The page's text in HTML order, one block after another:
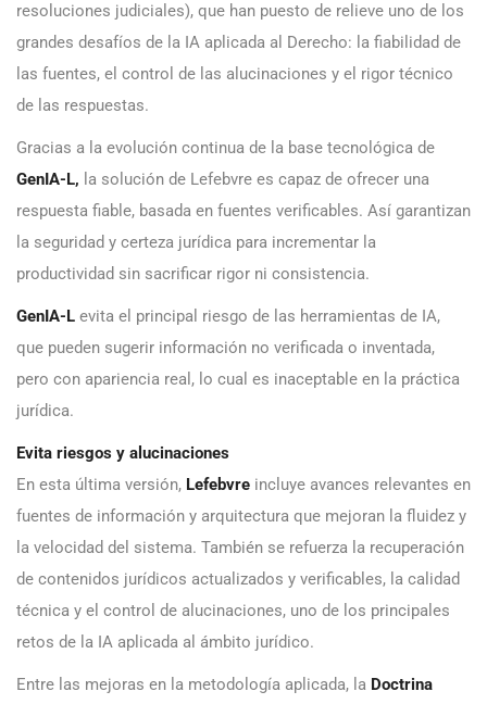
resoluciones judiciales), que han puesto de relieve uno de los
grandes desafíos de la IA aplicada al Derecho: la fiabilidad de
las fuentes, el control de las alucinaciones y el rigor técnico
de las respuestas.
Gracias a la evolución continua de la base tecnológica de
GenIA-L, la solución de Lefebvre es capaz de ofrecer una
respuesta fiable, basada en fuentes verificables. Así garantizan
la seguridad y certeza jurídica para incrementar la
productividad sin sacrificar rigor ni consistencia.
GenIA-L evita el principal riesgo de las herramientas de IA,
que pueden sugerir información no verificada o inventada,
pero con apariencia real, lo cual es inaceptable en la práctica
jurídica.
Evita riesgos y alucinaciones
En esta última versión, Lefebvre incluye avances relevantes en
fuentes de información y arquitectura que mejoran la fluidez y
la velocidad del sistema. También se refuerza la recuperación
de contenidos jurídicos actualizados y verificables, la calidad
técnica y el control de alucinaciones, uno de los principales
retos de la IA aplicada al ámbito jurídico.
Entre las mejoras en la metodología aplicada, la Doctrina